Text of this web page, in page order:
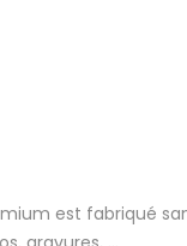
est fabriqué